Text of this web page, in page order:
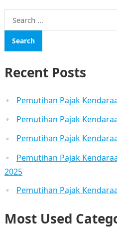
Search
for:
Recent Posts
Pemutihan Pajak
Pemutihan Pajak
Pemutihan Pajak
Pemutihan Pajak
2025
Pemutihan Pajak
Most Used